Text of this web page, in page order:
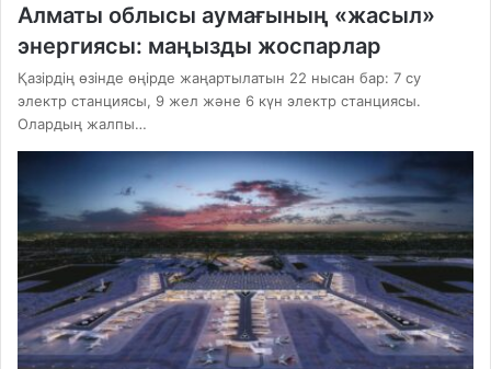
Алматы облысы аумағының «жасыл»
энергиясы: маңызды жоспарлар
Қазірдің өзінде өңірде жаңартылатын 22 нысан бар: 7 су
электр станциясы, 9 жел және 6 күн электр станциясы.
Олардың жалпы…